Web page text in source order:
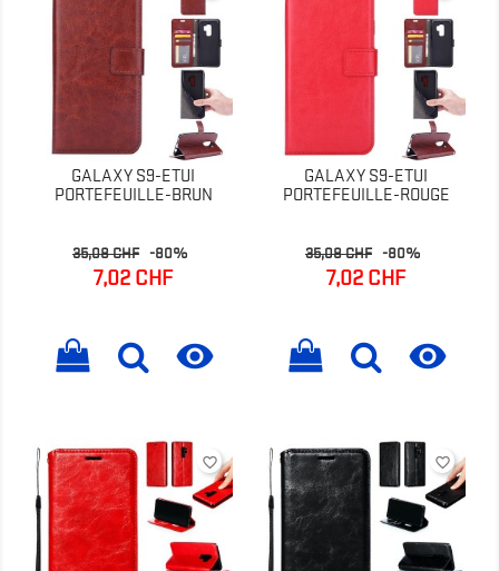
GALAXY S9-ETUI
PORTEFEUILLE-BRUN
Prix
base
35,08 CHF -80%
7,02 CHF

GALAXY S9-ETUI
PORTEFEUILLE-ROUGE
Prix
base
35,08 CHF -80%
7,02 CHF

favorite_border favorite_border